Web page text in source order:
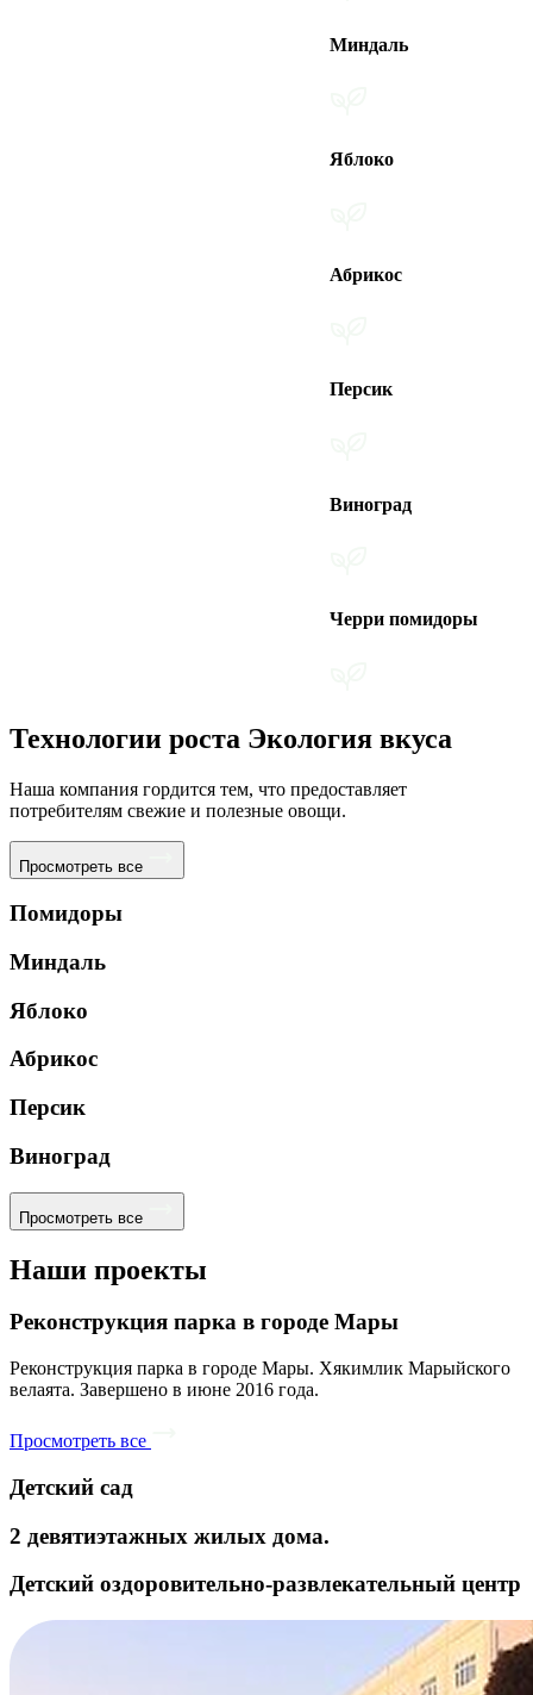
Миндаль
Виноград
Черри помидоры
Технологии роста Экология вкуса
Наша компания гордится тем, что предоставляет
потребителям свежие и полезные овощи.
Просмотреть все
Помидоры
Миндаль
Яблоко
Абрикос
Персик
Виноград
Просмотреть все
Наши проекты
Реконструкция парка в городе Мары
Реконструкция парка в городе Мары. Хякимлик Марыйского
велаята. Завершено в июне 2016 года.
Просмотреть все
Детский сад
2 девятиэтажных жилых дома.
Детский оздоровительно-развлекательный центр